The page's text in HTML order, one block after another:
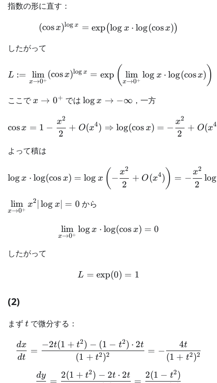
指数の形に直す：
(\cos x)^{\log
(cosx)log x = exp(log x ⋅ log(cosx))
したがって
L :=
x→0+
lim (cosx)log x = exp ( x→0+
lim log x ⋅ log(cosx) )
ここでx\to0^+
x → 0+ では \log
\infty
logx → −∞ ，一方
\cos x = 1-
cosx = 1 −
2
x2
+ O(x4) ⇒ log(cos x) = −
2
x2
+ O(x4
よって積は
\log x\cdot\log(\cos x)
logx ⋅ log(cos x) = log x ( −
2
x2
+ O(x4) ) = −
2
x2
log
\displaystyle
\lim_{x\to0^+}x^2|\log
x→0+
lim x2∣ log x∣ = 0 から
\lim_{x\to0^+}\log
x→0+
lim logx ⋅ log(cos x) = 0
したがって
L=\exp(0)=1
L = exp(0) = 1
(2)
まずt
t で微分する：
\frac{dx}{dt} = \frac{-
dt
dx
=
(1 + t2)2
−2t(1 + t2) − (1 − t2) ⋅ 2t
= −
(1 + t2)2
4t
\frac{dy}{dt} =
dy 2(1 + t2) − 2t ⋅ 2t 2(1 − t2)